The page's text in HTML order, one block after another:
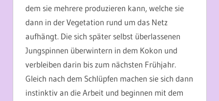
dem sie mehrere produzieren kann, welche sie
dann in der Vegetation rund um das Netz
aufhängt. Die sich später selbst überlassenen
Jungspinnen überwintern in dem Kokon und
verbleiben darin bis zum nächsten Frühjahr.
Gleich nach dem Schlüpfen machen sie sich dann
instinktiv an die Arbeit und beginnen mit dem